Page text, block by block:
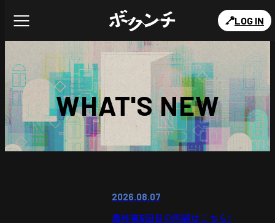
LOG IN
WHAT'S NEW
2026.08.07
最終第5回目の問題はこちら！